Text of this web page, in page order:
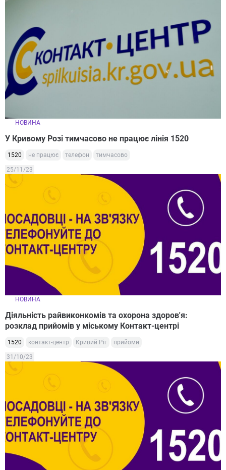
НОВИНА
У Кривому Розі тимчасово не працює лінія 1520
1520 не працює телефон тимчасово
25/11/23
НОВИНА
Діяльність райвиконкомів та охорона здоров'я:
розклад прийомів у міському Контакт-центрі
1520 контакт-центр Кривий Ріг прийоми
31/10/23